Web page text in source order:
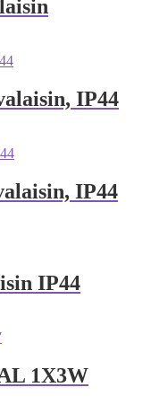
IP44
IP44
IP44
1X3W